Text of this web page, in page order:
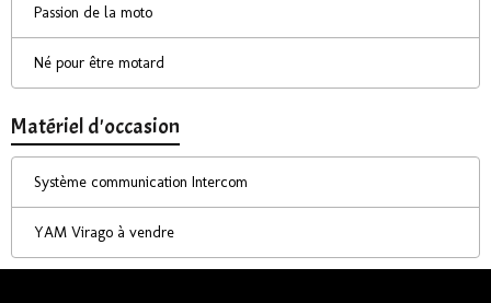
Passion de la moto
Né pour être motard
Matériel d'occasion
Système communication Intercom
YAM Virago à vendre